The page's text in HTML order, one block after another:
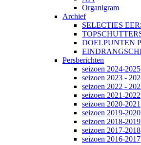
Organigram
Archief
SELECTIES
DOELPUNTEN
Persberichten
seizoen 2024-2025
seizoen 2023 -
seizoen 2022 -
seizoen 2021-2022
seizoen 2020-2021
seizoen 2019-2020
seizoen 2018-2019
seizoen 2017-2018
seizoen 2016-2017